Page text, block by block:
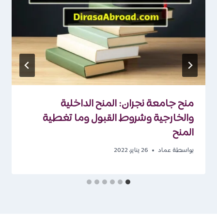
منح جامعة نجران: المنح الداخلية
والخارجية وشروط القبول وما تغطية
المنح
بواسطة عماد 26 يناير، 2022